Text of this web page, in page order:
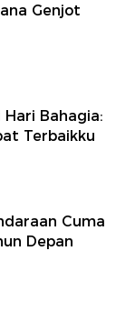
Genjot
Hari Bahagia:
Terbaikku
Cuma
Depan